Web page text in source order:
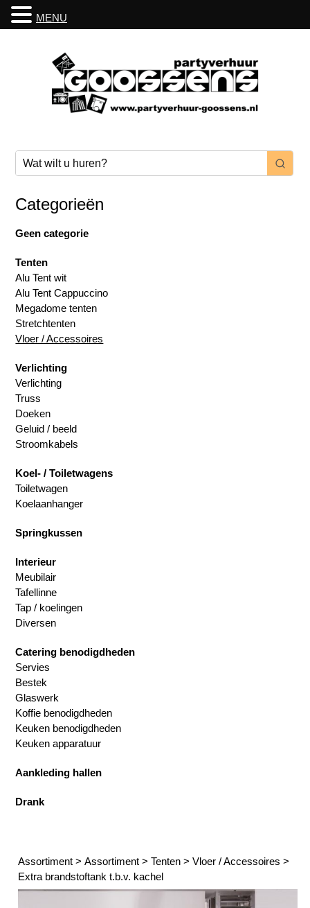
Categorieën
Geen categorie
Tenten
Alu Tent wit
Alu Tent Cappuccino
Megadome tenten
Stretchtenten
Vloer / Accessoires
Verlichting
Verlichting
Truss
Doeken
Geluid / beeld
Stroomkabels
Koel- / Toiletwagens
Toiletwagen
Koelaanhanger
Springkussen
Interieur
Meubilair
Tafellinne
Tap / koelingen
Diversen
Catering benodigdheden
Servies
Bestek
Glaswerk
Koffie benodigdheden
Keuken benodigdheden
Keuken apparatuur
Aankleding hallen
Drank
Assortiment >Assortiment >Tenten >Vloer / Accessoires >
Extra brandstoftank t.b.v. kachel
MENU